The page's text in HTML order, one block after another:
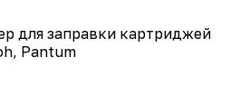
для заправки картриджей
Pantum